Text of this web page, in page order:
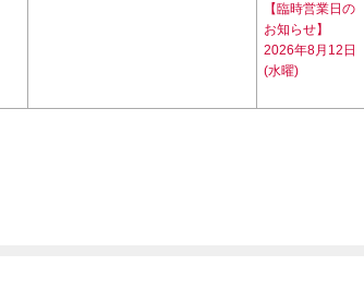
【臨時営業日の
お知らせ】
2026年8月12日
(水曜)